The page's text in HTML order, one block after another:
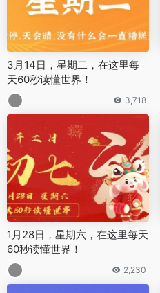
3月14日，星期二，在这里每
天60秒读懂世界！
3,718
1月28日，星期六，在这里每天
60秒读懂世界！
2,230